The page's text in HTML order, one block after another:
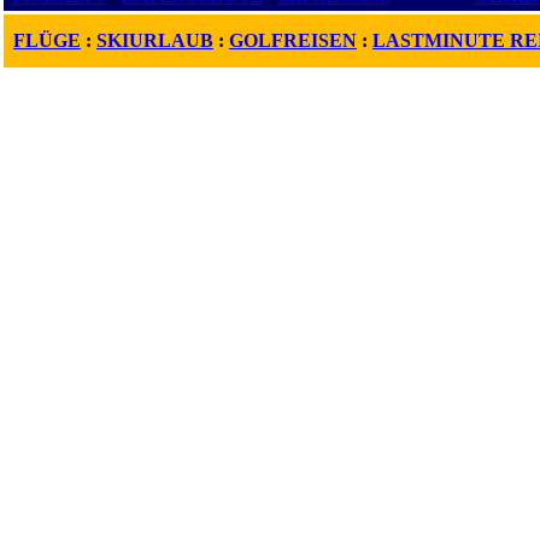
FLÜGE : SKIURLAUB : GOLFREISEN : LASTMINUTE